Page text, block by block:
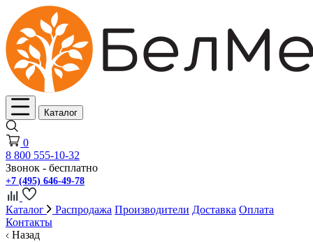
Каталог
0
8 800 555-10-32
Звонок - бесплатно
+7 (495) 646-49-78
Каталог Распродажа Производители Доставка Оплата
Контакты
Назад